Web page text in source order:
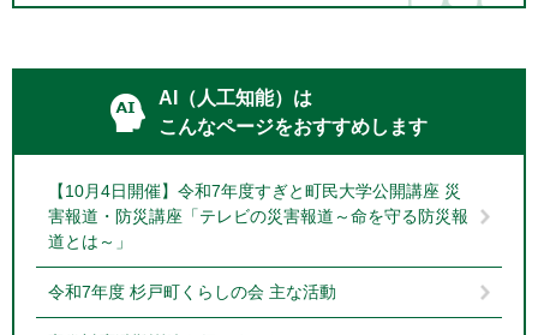
AI（人工知能）は
こんなページをおすすめします
【10月4日開催】令和7年度すぎと町民大学公開講座 災
害報道・防災講座「テレビの災害報道～命を守る防災報
道とは～」
令和7年度 杉戸町くらしの会 主な活動